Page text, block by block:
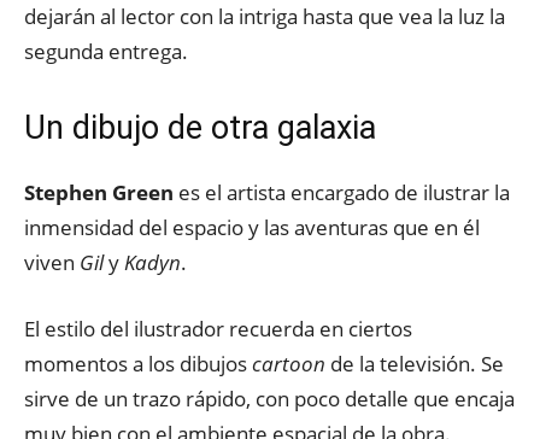
dejarán al lector con la intriga hasta que vea la luz la
segunda entrega.
Un dibujo de otra galaxia
Stephen Green es el artista encargado de ilustrar la
inmensidad del espacio y las aventuras que en él
viven GilyKadyn.
El estilo del ilustrador recuerda en ciertos
momentos a los dibujoscartoon de la televisión. Se
sirve de un trazo rápido, con poco detalle que encaja
muy bien con el ambiente espacial de la obra.